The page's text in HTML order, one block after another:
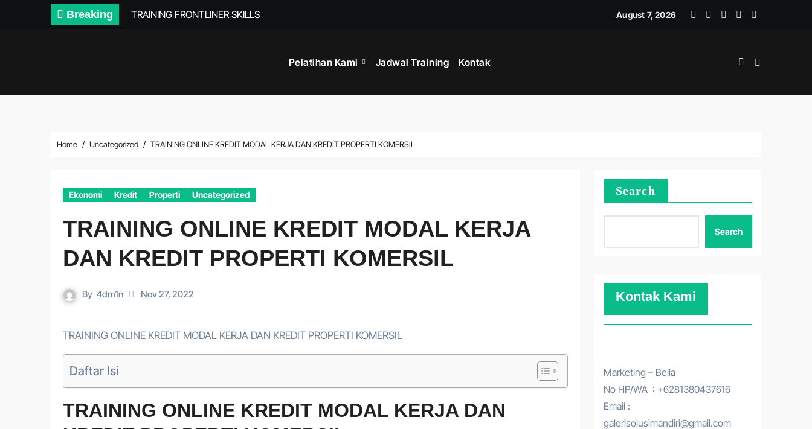
Breaking TRAINING FRONTLINER SKILLS TRAINING SERVICE RECOVERY STRATEGY
August 7, 2026
Pelatihan Kami Jadwal Training Kontak
Home Uncategorized TRAINING ONLINE KREDIT MODAL KERJA DAN KREDIT PROPERTI KOMERSIL
Ekonomi Kredit Properti Uncategorized
TRAINING ONLINE KREDIT MODAL KERJA
DAN KREDIT PROPERTI KOMERSIL
By 4dm1n Nov 27, 2022
TRAINING ONLINE KREDIT MODAL KERJA DAN KREDIT PROPERTI KOMERSIL
Daftar Isi
TRAINING ONLINE KREDIT MODAL KERJA DAN
Search
Search
Kontak Kami
Marketing – Bella
No HP/WA : +6281380437616
Email :
galerisolusimandiri@gmail.com